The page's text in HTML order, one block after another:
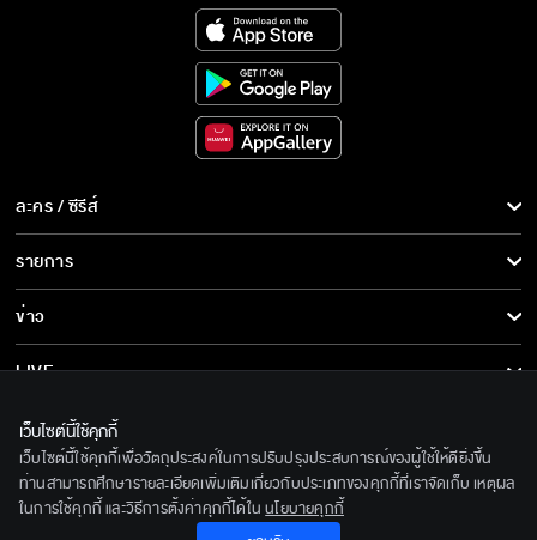
ละคร / ซีรีส์
ละคร/ซีรีส์
ซีรีส์นานาชาติ
การ์ตูน & เกม
รายการ
รายการทั้งหมด
ข่าว
ข่าวทั้งหมด
ข่าวประชาสัมพันธ์
LIVE
เกี่ยวกับเรา
BEC World
รู้จักเรา
ติดตามเราได้ที่
เว็บไซต์นี้ใช้คุกกี้
เว็บไซต์นี้ใช้คุกกี้เพื่อวัตถุประสงค์ในการปรับปรุงประสบการณ์ของผู้ใช้ให้ดียิ่งขึ้น
ท่านสามารถศึกษารายละเอียดเพิ่มเติมเกี่ยวกับประเภทของคุกกี้ที่เราจัดเก็บ เหตุผล
ในการใช้คุกกี้ และวิธีการตั้งค่าคุกกี้ได้ใน นโยบายคุกกี้